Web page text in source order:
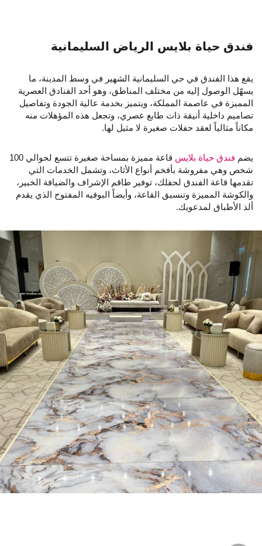
فندق حياة بلايس الرياض السليمانية
يقع هذا الفندق في حي السليمانية الشهير في وسط المدينة، ما
يسهّل الوصول إليه من مختلف المناطق، وهو أحد الفنادق العصرية
المميزة في عاصمة المملكة، ويتميز بخدمة عالية الجودة وتفاصيل
تصاميم داخلية أنيقة ذات طابع عصري، وتجعل هذه المؤهلات منه
مكاناً مثالياً لعقد حفلات صغيرة لا مثيل لها.
يضم فندق حياة بلايس
قاعة مميزة بمساحة صغيرة تتسع لحوالي 100
شخص وهي مفروشة بأفخم أنواع الأثاث، وتشمل الخدمات التي
تقدمها قاعة الفندق لحفلك، توفير طاقم الإشراف والضيافة الخبير،
والكوشة المميزة وتنسيق القاعة، وأيضاً البوفيه المفتوح الذي يقدم
ألذ الأطباق لمدعويك.